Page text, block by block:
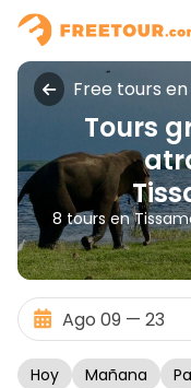
Free tours en
Tours
8 tours en
Hoy Mañana